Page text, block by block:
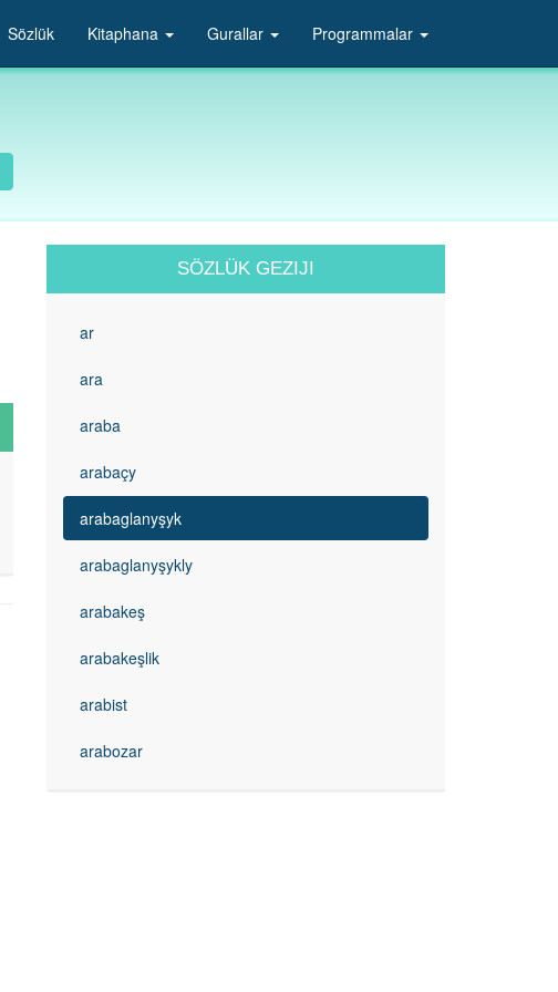
Sözlük Kitaphana Gurallar Programmalar
SÖZLÜK GEZIJI
ar
ara
araba
arabaçy
arabaglanyşyk
arabaglanyşykly
arabakeş
arabakeşlik
arabist
arabozar